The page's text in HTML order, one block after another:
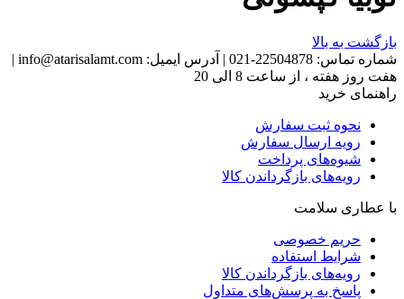
بازگشت به بالا
شماره تماس: 22504878-021
| آدرس ایمیل: info@atarisalamt.com
|
هفت روز هفته ، از ساعت 8 الی 20
راهنمای خرید
نحوه ثبت سفارش
رویه ارسال سفارش
شیوه‌های پرداخت
رویه‌های بازگرداندن کالا
با عطاری سلامت
حریم خصوصی
شرایط استفاده
رویه‌های بازگرداندن کالا
پاسخ به پرسش‌های متداول